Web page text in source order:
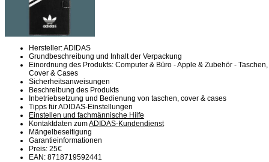
Hersteller: ADIDAS
Grundbeschreibung und Inhalt der Verpackung
Einordnung des Produkts: Computer & Büro - Apple & Zubehör - Taschen,
Cover & Cases
Sicherheitsanweisungen
Beschreibung des Produkts
Inbetriebsetzung und Bedienung von taschen, cover & cases
Tipps für ADIDAS-Einstellungen
Einstellen und fachmännische Hilfe
Kontaktdaten zumADIDAS-Kundendienst
Mängelbeseitigung
Garantieinformationen
Preis: 25€
EAN: 8718719592441